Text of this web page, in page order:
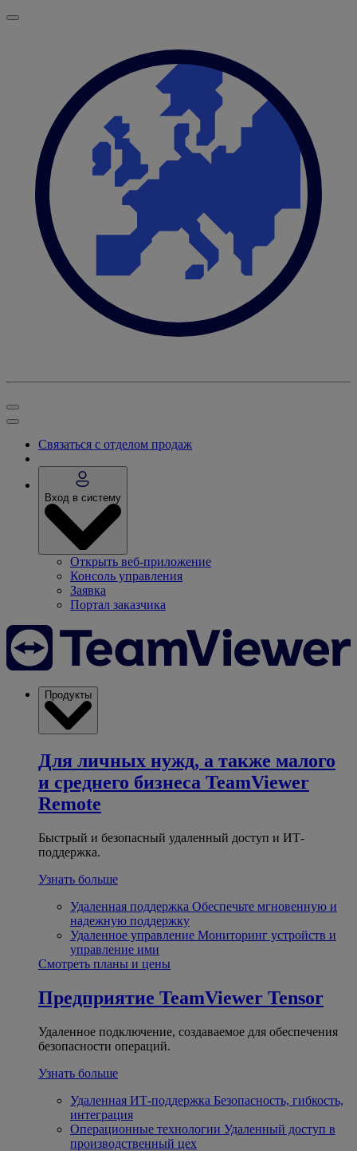
Связаться с отделом продаж
Вход в систему
Открыть веб-приложение
Консоль управления
Заявка
Портал заказчика
Продукты
Для личных нужд, а также малого
и среднего бизнеса TeamViewer
Remote
Быстрый и безопасный удаленный доступ и ИТ-
поддержка.
Узнать больше
Удаленная поддержка Обеспечьте мгновенную и
надежную поддержку
Удаленное управление Мониторинг устройств и
управление ими
Смотреть планы и цены
Предприятие TeamViewer Tensor
Удаленное подключение, создаваемое для обеспечения
безопасности операций.
Узнать больше
Удаленная ИТ-поддержка Безопасность, гибкость,
интеграция
Операционные технологии Удаленный доступ в
производственный цех